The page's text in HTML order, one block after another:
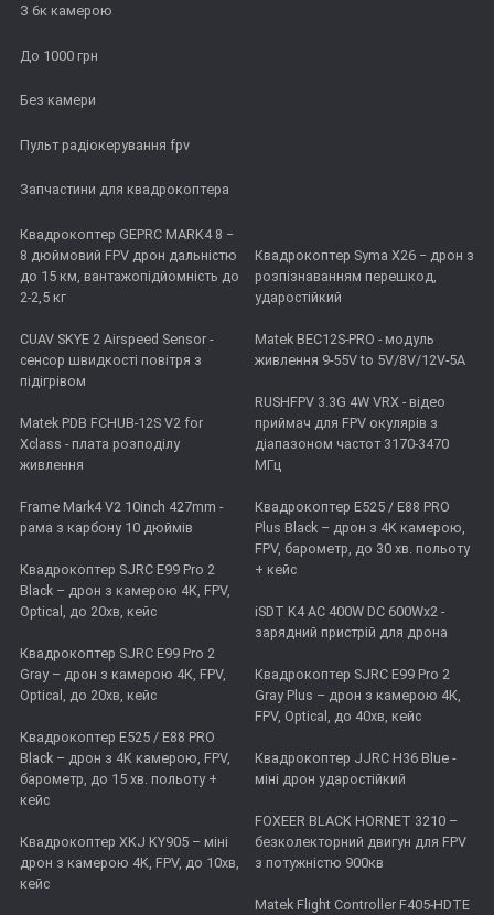
З 6к камерою
До 1000 грн
Без камери
Пульт радіокерування fpv
Запчастини для квадрокоптера
Квадрокоптер GEPRC MARK4 8 −
8 дюймовий FPV дрон дальністю
до 15 км, вантажопідйомність до
2-2,5 кг
CUAV SKYE 2 Airspeed Sensor -
сенсор швидкості повітря з
підігрівом
Matek PDB FCHUB-12S V2 for
Xclass - плата розподілу
живлення
Frame Mark4 V2 10inch 427mm -
рама з карбону 10 дюймів
Квадрокоптер SJRC E99 Pro 2
Black – дрон з камерою 4K, FPV,
Optical, до 20хв, кейс
Квадрокоптер SJRC E99 Pro 2
Gray – дрон з камерою 4К, FPV,
Optical, до 20хв, кейс
Квадрокоптер E525 / E88 PRO
Black – дрон з 4K камерою, FPV,
барометр, до 15 хв. польоту +
кейс
Квадрокоптер XKJ KY905 – міні
дрон з камерою 4K, FPV, до 10хв,
кейс
Квадрокоптер Syma X26 − дрон з
розпізнаванням перешкод,
ударостійкий
Matek BEC12S-PRO - модуль
живлення 9-55V to 5V/8V/12V-5A
RUSHFPV 3.3G 4W VRX - відео
приймач для FPV окулярів з
діапазоном частот 3170-3470
МГц
Квадрокоптер E525 / E88 PRO
Plus Black – дрон з 4K камерою,
FPV, барометр, до 30 хв. польоту
+ кейс
iSDT K4 AC 400W DC 600Wx2 -
зарядний пристрій для дрона
Квадрокоптер SJRC E99 Pro 2
Gray Plus – дрон з камерою 4К,
FPV, Optical, до 40хв, кейс
Квадрокоптер JJRC H36 Blue -
міні дрон ударостійкий
FOXEER BLACK HORNET 3210 –
безколекторний двигун для FPV
з потужністю 900кв
Matek Flight Controller F405-HDTE